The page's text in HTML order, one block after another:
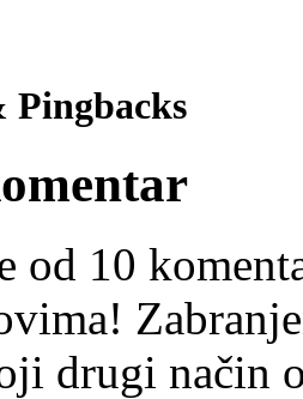
Pingbacks
od 10
drugi način